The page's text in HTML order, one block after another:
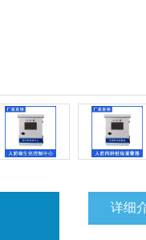
详细